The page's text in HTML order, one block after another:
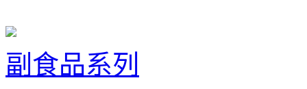
副食品系列